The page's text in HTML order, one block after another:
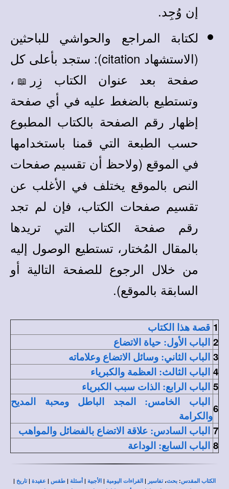
إن وُجِد.
لكتابة المراجع والحواشي للباحثين
(الاستشهاد citation): ستجد بأعلى كل
صفحة بعد عنوان الكتاب زِر 📖 ،
وتستطيع بالضغط عليه في أي صفحة
إظهار رقم الصفحة بالكتاب المطبوع
حسب الطبعة التي قمنا باستخدامها
في
الموقع (ولاحظ أن تقسيم صفحات
النص بالموقع يختلف في الأغلب عن
تقسيم صفحات الكتاب، فإن لم تجد
رقم صفحة الكتاب التي تريدها
بالمقال المُختار، تستطيع الوصول إليه
من خلال الرجوع للصفحة التالية أو
السابقة بالموقع).
1 قصة هذا الكتاب
2 الباب الأول: حياة الاتضاع
3 الباب الثاني: وسائل الاتضاع وعلاماته
4 الباب الثالث: العظمة والكبرياء
5 الباب الرابع: الذات سبب الكبرياء
6 الباب الخامس: المجد الباطل ومحبة المديح
والكرامة
7 الباب السادس: علاقة الاتضاع بالفضائل والمواهب
8 الباب السابع: الوداعة
الكتاب المقدس: بحث،تفاسير | القراءات اليومية | الأجبية | أسئلة | طقس | عقيدة |تاريخ |